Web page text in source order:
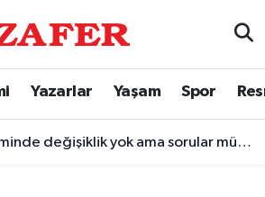
Yazarlar Yaşam Spor
yok ama sorular müfredata uygun hale gelecek"